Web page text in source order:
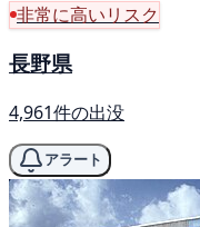
非常に高いリスク
長野県
4,961件の出没
アラート